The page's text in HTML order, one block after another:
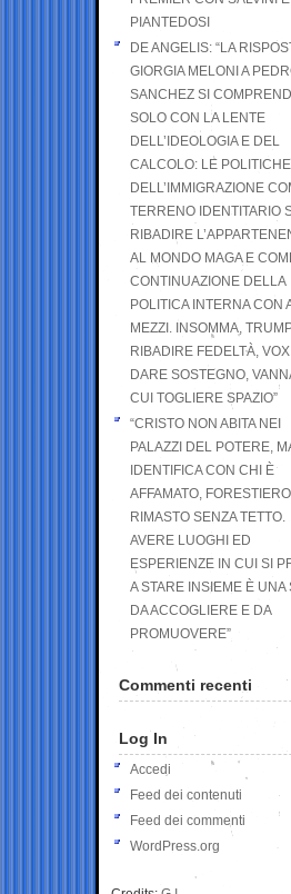
PIANTEDOSI
DE ANGELIS: “LA
GIORGIA MELONI A
SANCHEZ SI
SOLO CON LA LENTE
DELL’IDEOLOGIA E DEL
CALCOLO: LE POLITICHE
DELL’IMMIGRAZIONE
TERRENO IDENTITARIO
RIBADIRE
AL MONDO MAGA E
CONTINUAZIONE DELLA
POLITICA INTERNA CON
MEZZI. INSOMMA,
RIBADIRE FEDELTÀ, VOX
DARE SOSTEGNO,
CUI TOGLIERE SPAZIO”
“CRISTO NON ABITA NEI
PALAZZI DEL POTERE,
IDENTIFICA CON CHI È
AFFAMATO,
RIMASTO SENZA TETTO.
AVERE LUOGHI ED
ESPERIENZE IN CUI SI
A STARE INSIEME È UNA
DA ACCOGLIERE E DA
PROMUOVERE”
Commenti recenti
Log In
Accedi
Feed dei contenuti
Feed dei commenti
WordPress.org